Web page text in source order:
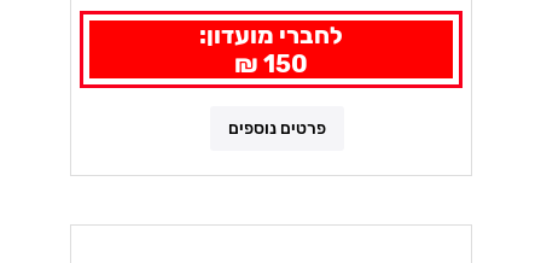
לחברי מועדון:
150 ₪
פרטים נוספים